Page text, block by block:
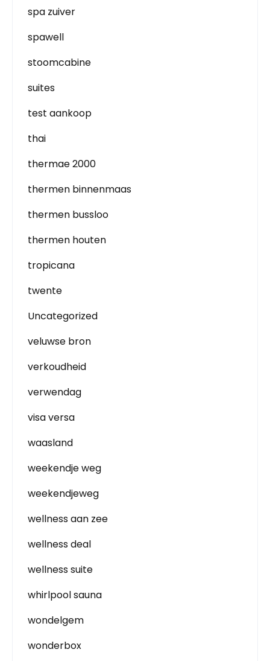
spa zuiver
spawell
stoomcabine
suites
test aankoop
thai
thermae 2000
thermen binnenmaas
thermen bussloo
thermen houten
tropicana
twente
Uncategorized
veluwse bron
verkoudheid
verwendag
visa versa
waasland
weekendje weg
weekendjeweg
wellness aan zee
wellness deal
wellness suite
whirlpool sauna
wondelgem
wonderbox